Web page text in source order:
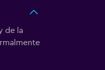
de la